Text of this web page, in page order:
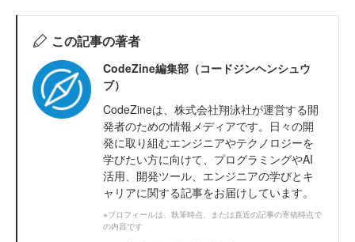
この記事の著者
CodeZine編集部（コードジンヘンシュウ
ブ）
CodeZineは、株式会社翔泳社が運営する開
発者のための情報メディアです。日々の開
発に取り組むエンジニアやテクノロジーを
学びたい方に向けて、プログラミングやAI
活用、開発ツール、エンジニアの学びとキ
ャリアに関する記事をお届けしています。
※プロフィールは、執筆時点、または直近の記事の寄稿時点で
の内容です